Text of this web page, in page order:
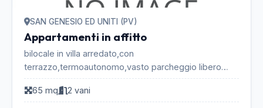
SAN GENESIO ED UNITI (PV)
Appartamenti in affitto
bilocale in villa arredato,con
terrazzo,termoautonomo,vasto parcheggio libero
subito solo con referenze...
65 mq
2 vani